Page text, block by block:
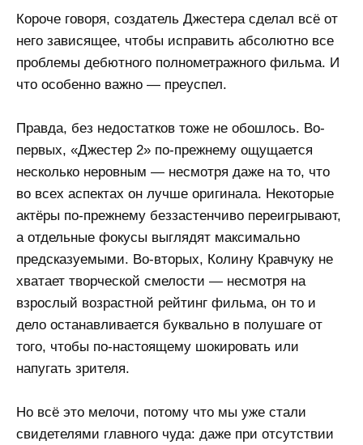
Короче говоря, создатель Джестера сделал всё от
него зависящее, чтобы исправить абсолютно все
проблемы дебютного полнометражного фильма. И
что особенно важно — преуспел.
Правда, без недостатков тоже не обошлось. Во-
первых, «Джестер 2» по-прежнему ощущается
несколько неровным — несмотря даже на то, что
во всех аспектах он лучше оригинала. Некоторые
актёры по-прежнему беззастенчиво переигрывают,
а отдельные фокусы выглядят максимально
предсказуемыми. Во-вторых, Колину Кравчуку не
хватает творческой смелости — несмотря на
взрослый возрастной рейтинг фильма, он то и
дело останавливается буквально в полушаге от
того, чтобы по-настоящему шокировать или
напугать зрителя.
Но всё это мелочи, потому что мы уже стали
свидетелями главного чуда: даже при отсутствии